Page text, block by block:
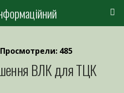
Просмотрели: 485
ВЛК для ТЦК